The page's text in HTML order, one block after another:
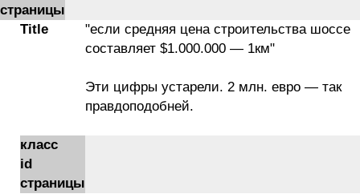
страницы
Title
"если средняя цена строительства шоссе
составляет $1.000.000 — 1км"
Эти цифры устарели. 2 млн. евро — так
правдоподобней.
класс
id
страницы